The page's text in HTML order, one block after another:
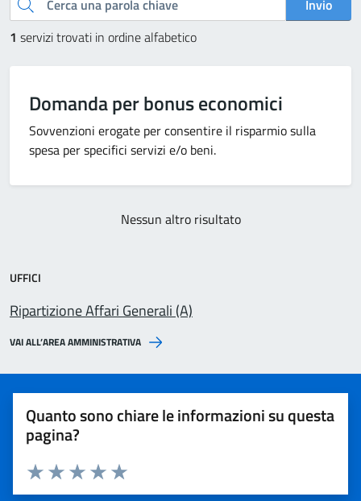
Invio
1 servizi trovati in ordine alfabetico
Domanda per bonus economici
Sovvenzioni erogate per consentire il risparmio sulla
spesa per specifici servizi e/o beni.
Nessun altro risultato
UFFICI
Ripartizione Affari Generali (A)
VAI ALL’AREA AMMINISTRATIVA
Quanto sono chiare le informazioni su questa
pagina?
Valuta 5 stelle su 5
Valuta 4 stelle su 5
Valuta 3 stelle su 5
Valuta 2 stelle su 5
Valuta 1 stelle su 5